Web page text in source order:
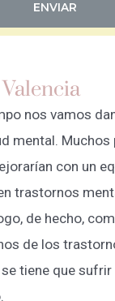
ENVIAR
nos vamos
mental. Muchos
con un
trastornos
de hecho,
de los
tiene que